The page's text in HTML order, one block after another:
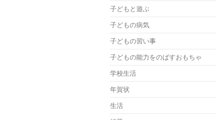
子どもと遊ぶ
子どもの病気
子どもの習い事
子どもの能力をのばすおもちゃ
学校生活
年賀状
生活